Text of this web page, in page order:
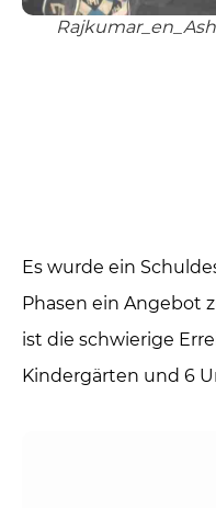
Es wurde ein
Phasen ein Angebot
ist die schwierige
Kindergärten und 6